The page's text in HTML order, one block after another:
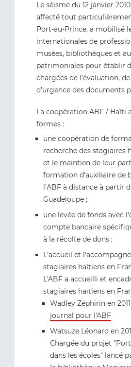
Le séisme du 12 janvier
affecté tout
Port-au-Prince, a mobilisé
internationales de
musées, bibliothèques et
patrimoniales pour établir
chargées de l’évaluation,
d’urgence des documents
La coopération ABF / Haïti
formes :
une coopération de
recherche des stagiaires
et le maintien de leur
formation d’auxiliaire de
l’ABF à distance à partir
Guadeloupe ;
une levée de fonds avec
compte bancaire
à la récolte de dons ;
L'accueil et
stagiaires haïtiens en
L'ABF a accueilli et
stagiaires haïtiens en
Wadley Zéphirin en 2011
journal pour l'ABF
Watsuze Léonard en
Chargée du projet
dans les écoles" lancé